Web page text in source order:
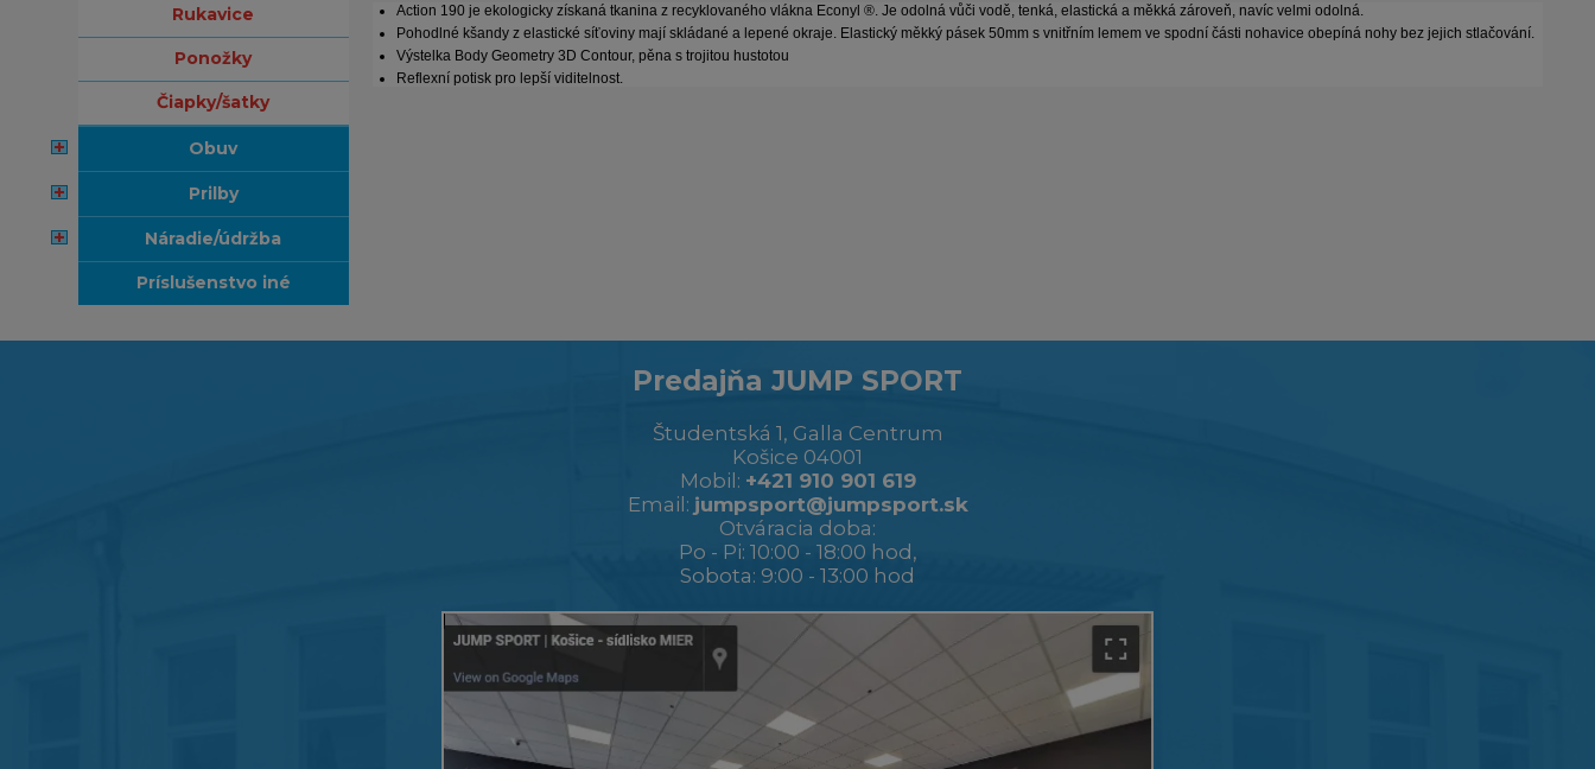
rukavice
ponožky
čiapky/šatky
obuv
prilby
náradie/údržba
príslušenstvo iné
Action 190 je ekologicky získaná tkanina z recyklovaného vlákna Econyl ®. Je odolná vůči vodě, tenká, elastická a měkká zároveň, navíc velmi odolná.
Pohodlné kšandy z elastické síťoviny mají skládané a lepené okraje. Elastický měkký pásek 50mm s vnitřním lemem ve spodní části nohavice obepíná nohy bez jejich stlačování.
Výstelka Body Geometry 3D Contour, pěna s trojitou hustotou
Reflexní potisk pro lepší viditelnost.
Predajňa JUMP SPORT
Študentská 1, Galla Centrum
Košice 04001
Mobil: +421 910 901 619
Email: jumpsport@jumpsport.sk
Otváracia doba:
Po - Pi: 10:00 - 18:00 hod,
Sobota: 9:00 - 13:00 hod